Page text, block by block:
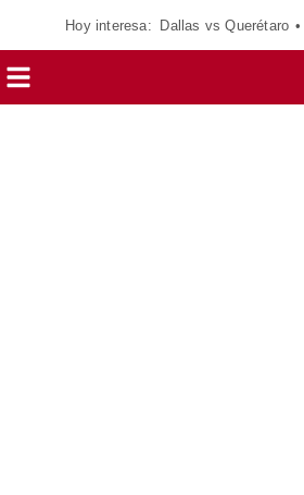
Hoy interesa: Dallas vs Querétaro